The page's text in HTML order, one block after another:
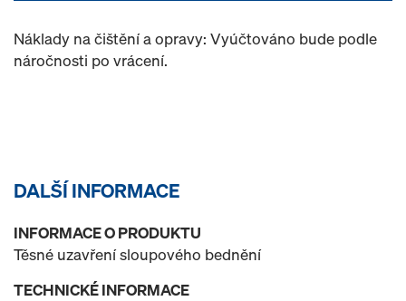
Náklady na čištění a opravy: Vyúčtováno bude podle
náročnosti po vrácení.
DALŠÍ INFORMACE
INFORMACE O PRODUKTU
Těsné uzavření sloupového bednění
TECHNICKÉ INFORMACE